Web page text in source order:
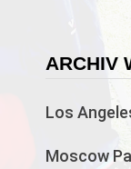
ARCHIV
Los
Moscow